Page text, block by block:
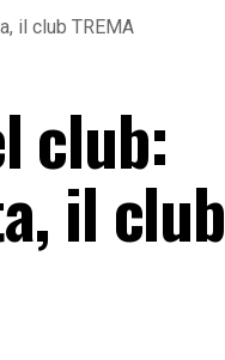
il club TREMA
club:
il club